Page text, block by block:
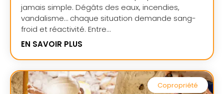
jamais simple. Dégâts des eaux, incendies,
vandalisme… chaque situation demande sang-
froid et réactivité. Entre...
EN SAVOIR PLUS
Copropriété